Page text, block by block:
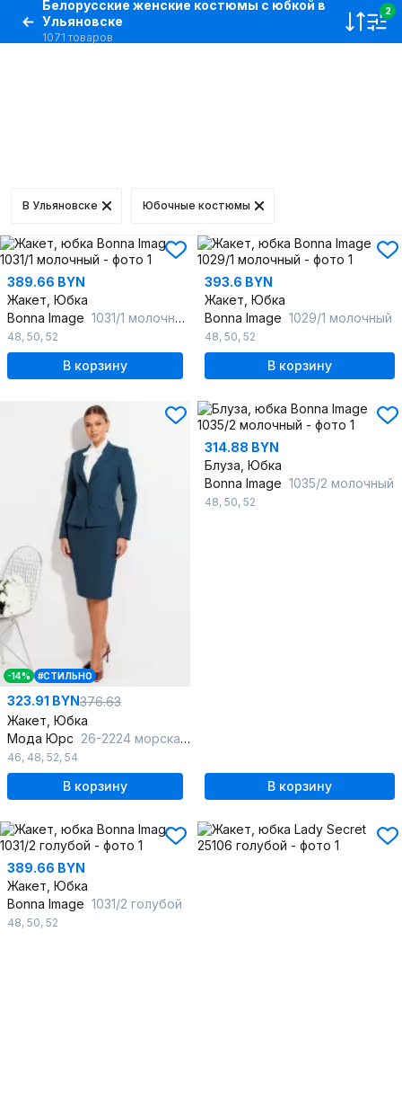
Белорусские женские костюмы с юбкой в
Ульяновске
1071 товаров
2
В Ульяновске Юбочные костюмы
389.66 BYN
Жакет, Юбка
Bonna Image 1031/1 молочный
48, 50, 52
В корзину
393.6 BYN
Жакет, Юбка
Bonna Image 1029/1 молочный
48, 50, 52
В корзину
-14% #СТИЛЬНО
323.91 BYN376.63
Жакет, Юбка
Мода Юрс 26-2224 морская_волна
46, 48, 52, 54
В корзину
314.88 BYN
Блуза, Юбка
Bonna Image 1035/2 молочный
48, 50, 52
В корзину
389.66 BYN
Жакет, Юбка
Bonna Image 1031/2 голубой
48, 50, 52